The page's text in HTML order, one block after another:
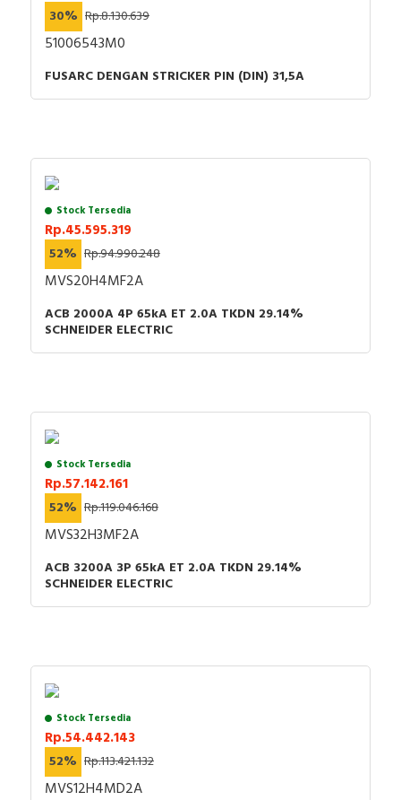
30% Rp.8.130.639
51006543M0
FUSARC DENGAN STRICKER PIN (DIN) 31,5A
Stock Tersedia
Rp.45.595.319
52% Rp.94.990.248
MVS20H4MF2A
ACB 2000A 4P 65kA ET 2.0A TKDN 29.14%
SCHNEIDER ELECTRIC
Stock Tersedia
Rp.57.142.161
52% Rp.119.046.168
MVS32H3MF2A
ACB 3200A 3P 65kA ET 2.0A TKDN 29.14%
SCHNEIDER ELECTRIC
Stock Tersedia
Rp.54.442.143
52% Rp.113.421.132
MVS12H4MD2A